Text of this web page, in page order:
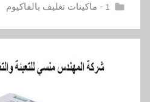
1 - ماكينات تغليف بالفاكيوم